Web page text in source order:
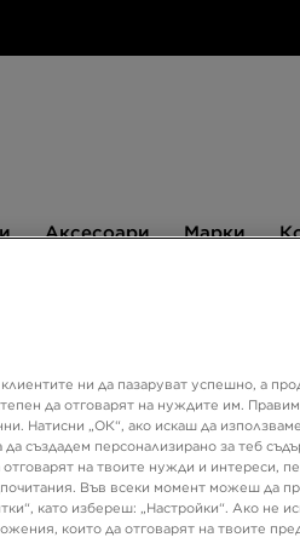
Аксесоари Марки
ни да пазаруват успешно, а
да отговарят на нуждите им.
Натисни „ОК“, ако искаш да
да създадем персонализирано за теб
на твоите нужди и интереси,
Във всеки момент можеш да
като избереш: „Настройки“. Ако не
които да отговарят на твоите